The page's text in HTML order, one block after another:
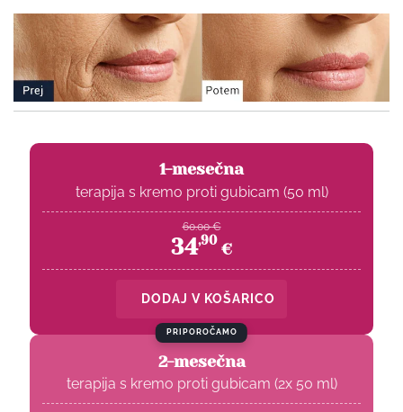
1-mesečna
terapija s kremo proti gubicam (50 ml)
60.00 €
34,90 €
DODAJ V KOŠARICO
PRIPOROČAMO
2-mesečna
terapija s kremo proti gubicam (2x 50 ml)